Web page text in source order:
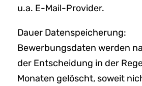
u.a. E-Mail-Provider.
Dauer Datenspeicherung:
Bewerbungsdaten werden
der Entscheidung in der
Monaten gelöscht, soweit